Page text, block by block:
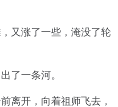
又涨了一些，淹没了轮
了一条河。
离开，向着祖师飞去，